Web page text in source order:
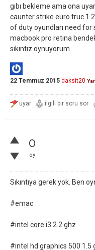
gıbı bekleme ama ona
caunter strıke euro truc 1 2
of duty oyundları need for
macbook pro retına
sıkıntız oynuyorum
22 Temmuz 2015 daksit20
0
oy
Sıkıntıya gerek yok. Ben
#emac
#intel core i3 2.2 ghz
#intel hd graphics 500 1.5